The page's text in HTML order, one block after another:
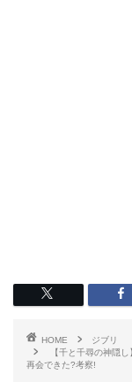
HOME
ジブリ
【千と千尋の神隠
再会できた?考察!